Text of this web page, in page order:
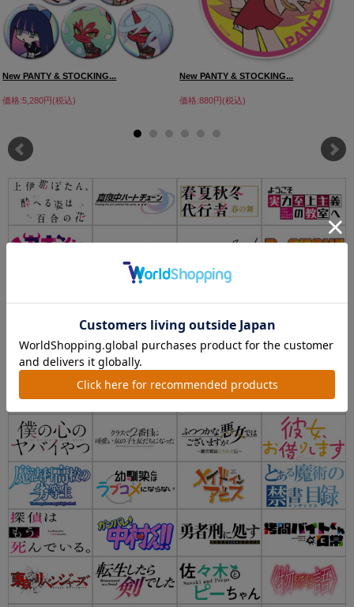
New PANTY & STOCKING...
価格:5,280円(税込)
New PANTY & STOCKING...
価格:880円(税込)